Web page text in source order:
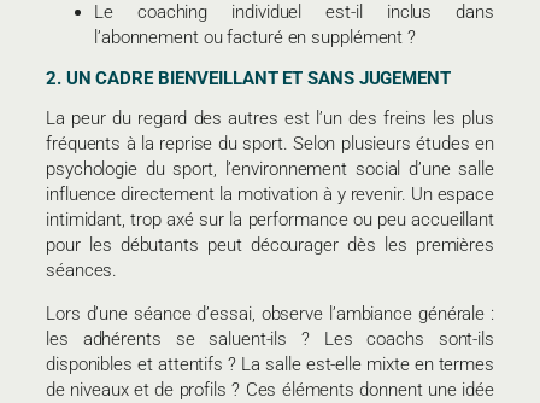
Le coaching individuel est-il inclus dans
l’abonnement ou facturé en supplément ?
2. UN CADRE BIENVEILLANT ET SANS JUGEMENT
La peur du regard des autres est l’un des freins les plus
fréquents à la reprise du sport. Selon plusieurs études en
psychologie du sport, l’environnement social d’une salle
influence directement la motivation à y revenir. Un espace
intimidant, trop axé sur la performance ou peu accueillant
pour les débutants peut décourager dès les premières
séances.
Lors d’une séance d’essai, observe l’ambiance générale :
les adhérents se saluent-ils ? Les coachs sont-ils
disponibles et attentifs ? La salle est-elle mixte en termes
de niveaux et de profils ? Ces éléments donnent une idée